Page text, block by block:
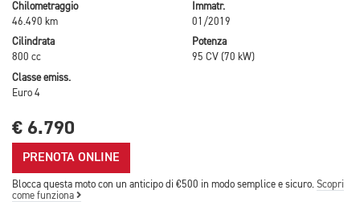
Chilometraggio
46.490 km
Immatr.
01/2019
Cilindrata
800 cc
Potenza
95 CV (70 kW)
Classe emiss.
Euro 4
€ 6.790
PRENOTA ONLINE
Blocca questa moto con un anticipo di €500 in modo semplice e sicuro. Scopri
come funziona